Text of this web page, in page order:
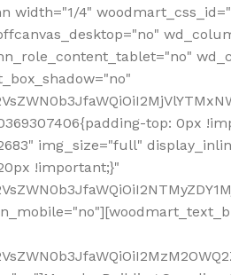
4"
top: 0px
img_size="full"
!important;}"